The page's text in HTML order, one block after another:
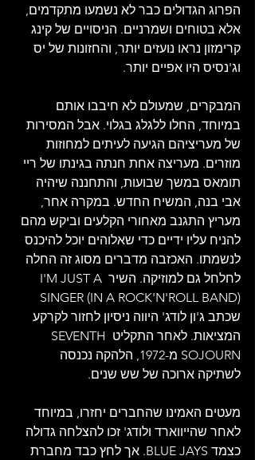
הפרוג הגדולים כבר לא נשמעו מתקדמים,
אלא בטוחים ושמרניים. הניסויים של קינג
קרימזון נראו נועזים יותר, והחזונות של יס
וג'נסיס היו אפיים יותר.
המבקרים, שמעולם לא חיבבו אותם
במיוחד, החלו ללגלג בגלוי. אבל המסירות
של מעריציהם הגיעה לעיתים למחוזות
מוזרים. מעריצה אחת חנתה בגינתו של ריי
תומאס במשך שבועות, והתחננה שיהיה
אבי בנה, המשיח החדש. במקרה אחר,
מעריץ התגנב מאחורי הקלעים וביקש מהם
להניח עליו ידיים כדי שאלוהים יוכל להיכנס
לנשמתו. האכזבה מדברים מסוג זה החלה
לחלחל גם למוזיקה. השיר I'M JUST A
שכתב ג'ון לודג' היווה ניסיון לחזור לקרקע
המציאות. לאחר התקליט SEVENTH
SOJOURN מ-1972, הלהקה נכנסה
לשתיקה ארוכה של שש שנים.
מעטים האמינו שהחברים יחזרו, במיוחד
לאחר שהייווארד ולודג' זכו להצלחה גדולה
כצמד BLUE JAYS. אך לחץ כבד מחברת